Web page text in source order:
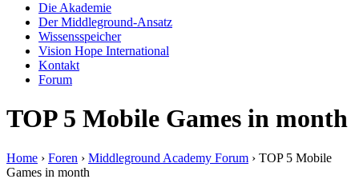
Die Akademie
Der Middleground-Ansatz
Wissensspeicher
Vision Hope International
Kontakt
Forum
TOP 5 Mobile Games in month
Home › Foren › Middleground Academy Forum › TOP 5 Mobile
Games in month